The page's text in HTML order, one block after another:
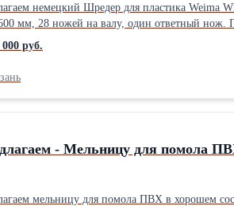
Шредер для пластика Weima WL 4, 18,5 кВт. * V-образный ротор-универсал, подходит как для пластика, так и
мм, 28 ножей на валу, один ответный нож.
состоянии. Оборудование своевременно
000 руб.
- Мельницу для помола
для помола ПВХ в хорошем состоянии. * Полностью укомплектована с загрузчиком, биброситом, циклоном и пылеуловителем.